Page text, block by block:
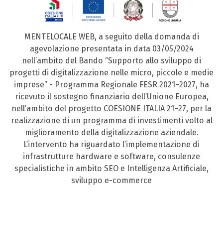
MENTELOCALE WEB, a seguito della domanda di
agevolazione presentata in data 03/05/2024
nell’ambito del Bando “Supporto allo sviluppo di
progetti di digitalizzazione nelle micro, piccole e medie
imprese” - Programma Regionale FESR 2021–2027, ha
ricevuto il sostegno finanziario dell’Unione Europea,
nell’ambito del progetto COESIONE ITALIA 21–27, per la
realizzazione di un programma di investimenti volto al
miglioramento della digitalizzazione aziendale.
L’intervento ha riguardato l’implementazione di
infrastrutture hardware e software, consulenze
specialistiche in ambito SEO e Intelligenza Artificiale,
sviluppo e-commerce